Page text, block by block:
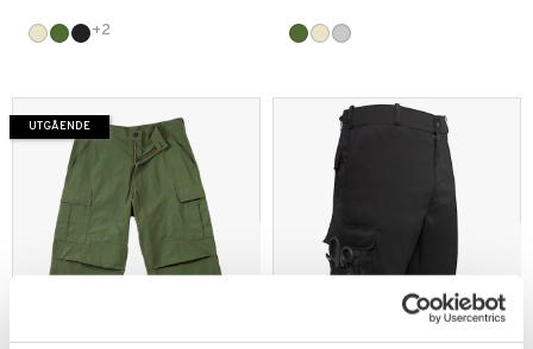
+2
UTGÅENDE
Lägg till i favoriter